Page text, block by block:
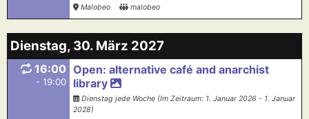
Malobeo malobeo
Dienstag, 30. März 2027
16:00
- 19:00
Open: alternative café and anarchist
library
Dienstag jede Woche (Im Zeitraum: 1. Januar 2026 - 1. Januar
2028)